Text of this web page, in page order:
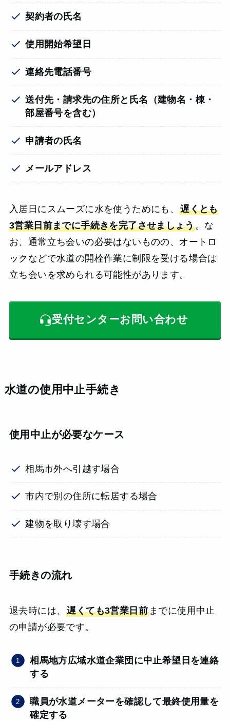
契約者の氏名
使用開始希望日
連絡先電話番号
送付先・請求先の住所と氏名 （建物名・棟・
部屋番号を含む）
申請者の氏名
メールアドレス
入居日にスムーズに水を使うためにも、遅くとも
3営業日前までに手続きを完了させましょう。な
お、通常立ち会いの必要はないものの、オートロ
ックなどで水道の開栓作業に制限を受ける場合は
立ち会いを求められる可能性があります。
受付センターお問い合わせ
水道の使用中止手続き
使用中止が必要なケース
相馬市外へ引越す場合
市内で別の住所に転居する場合
建物を取り壊す場合
手続きの流れ
退去時には、遅くても3営業日前までに使用中止
の申請が必要です。
相馬地方広域水道企業団 に中止希望日を連絡
する
職員が水道メーターを確認して最終使用量を
確定する